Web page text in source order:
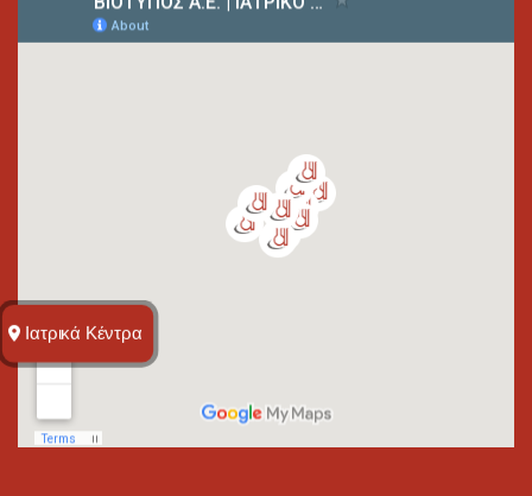
Ιατρικά Kέντρα